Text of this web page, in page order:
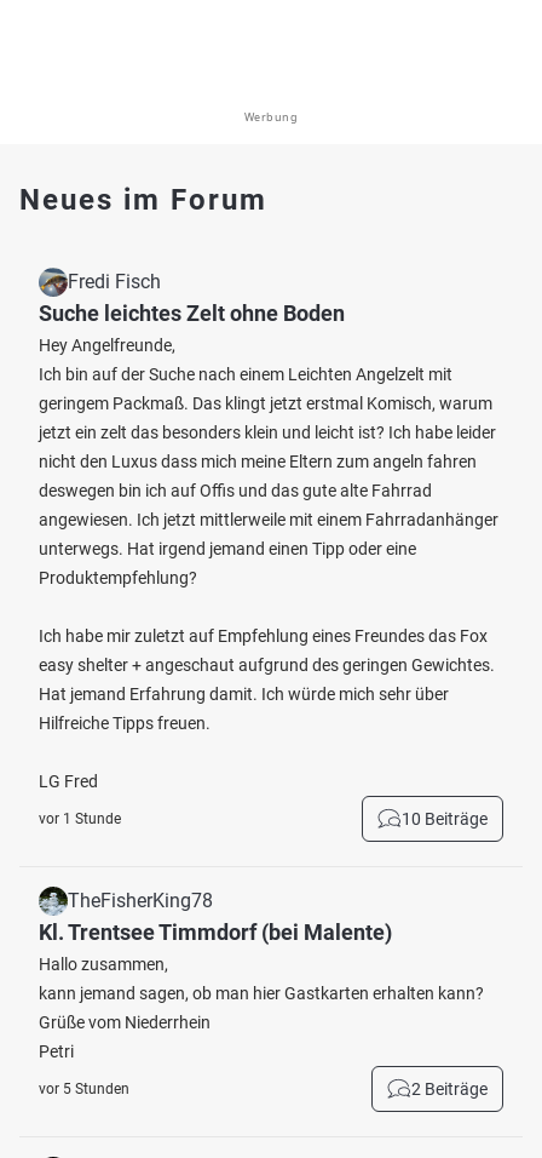
Werbung
Neues im Forum
Fredi Fisch
Suche leichtes Zelt ohne Boden
Hey Angelfreunde,
Ich bin auf der Suche nach einem Leichten Angelzelt mit
geringem Packmaß. Das klingt jetzt erstmal Komisch, warum
jetzt ein zelt das besonders klein und leicht ist? Ich habe leider
nicht den Luxus dass mich meine Eltern zum angeln fahren
deswegen bin ich auf Offis und das gute alte Fahrrad
angewiesen. Ich jetzt mittlerweile mit einem Fahrradanhänger
unterwegs. Hat irgend jemand einen Tipp oder eine
Produktempfehlung?
Ich habe mir zuletzt auf Empfehlung eines Freundes das Fox
easy shelter + angeschaut aufgrund des geringen Gewichtes.
Hat jemand Erfahrung damit. Ich würde mich sehr über
Hilfreiche Tipps freuen.
LG Fred
vor 1 Stunde 10 Beiträge
TheFisherKing78
Kl. Trentsee Timmdorf (bei Malente)
Hallo zusammen,
kann jemand sagen, ob man hier Gastkarten erhalten kann?
Grüße vom Niederrhein
Petri
vor 5 Stunden 2 Beiträge